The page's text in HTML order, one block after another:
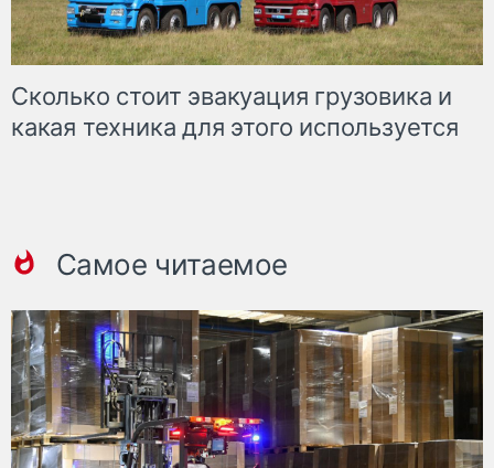
Сколько стоит эвакуация грузовика и
какая техника для этого используется
Самое читаемое